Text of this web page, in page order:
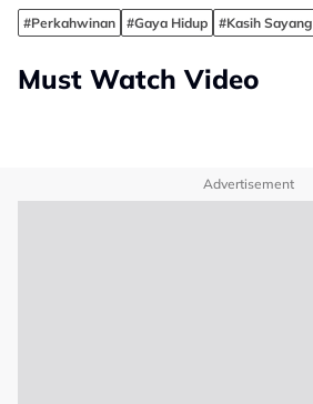
#Perkahwinan #Gaya Hidup #Kasih Sayang
Must Watch Video
Advertisement